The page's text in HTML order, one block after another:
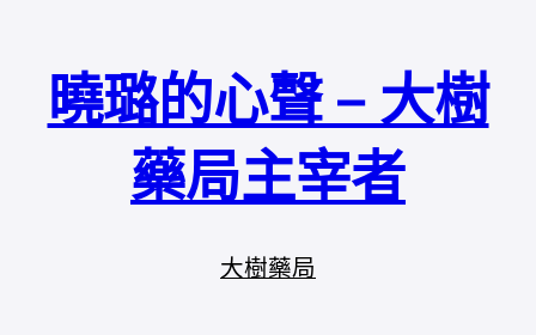
曉璐的心聲 – 大樹
藥局主宰者
大樹藥局